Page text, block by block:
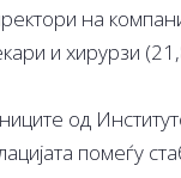
на
и хирурзи
од
помеѓу